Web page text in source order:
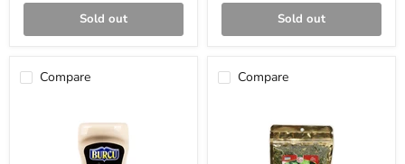
ロ
Sold out Sold out
Compare Compare